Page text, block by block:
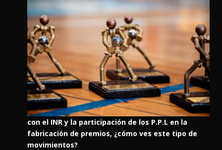
con el INR y la participación de los P.P.L en la
fabricación de premios, ¿cómo ves este tipo de
movimientos?